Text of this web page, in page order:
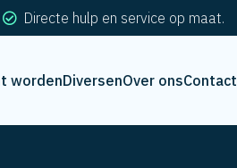
Directe hulp en service op maat.
wordenDiversenOver onsContact